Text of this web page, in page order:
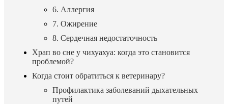
6. Аллергия
7. Ожирение
8. Сердечная недостаточность
Храп во сне у чихуахуа: когда это становится
проблемой?
Когда стоит обратиться к ветеринару?
Профилактика заболеваний дыхательных
путей